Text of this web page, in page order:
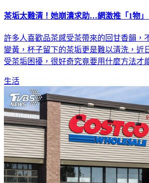
茶垢太難清！她崩潰求助…網激推「1物」
許多人喜歡品茶感受茶帶來的回甘香韻，
變黃，杯子留下的茶垢更是難以清洗，近
受茶垢困擾，很好奇究竟要用什麼方法才
生活